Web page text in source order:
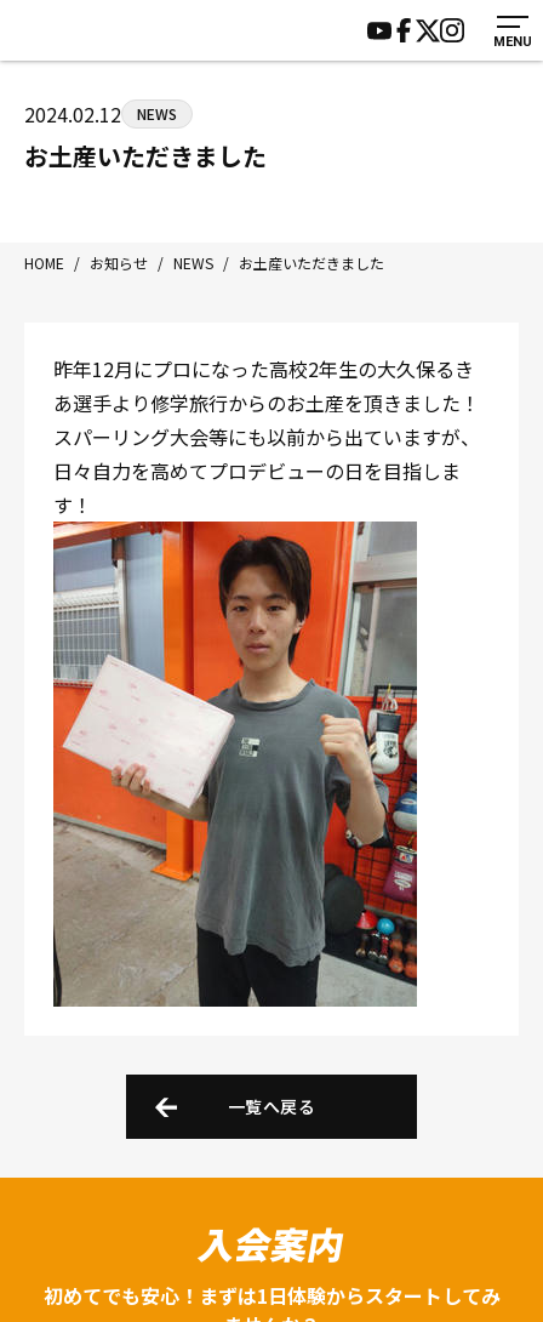
MENU
八王子中屋ボクシングジム
〒192-0072 東京都八王子市南町3-8 第2原嶋ビル1F
Tel/Fax：042-622-7222
営業時間：月〜土 14:00〜22:00 / 日・祝 14:00〜19:00
HOME
ジムについて
トレーニング
入会案内
施設紹介
サポーター募集
2024.02.12 NEWS
お土産いただきました
HOME / お知らせ / NEWS / お土産いただきました
昨年12月にプロになった高校2年生の大久保るき
あ選手より修学旅行からのお土産を頂きました！
スパーリング大会等にも以前から出ていますが、
日々自力を高めてプロデビューの日を目指しま
す！
一覧へ戻る
入会案内
初めてでも安心！まずは1日体験からスタートしてみ